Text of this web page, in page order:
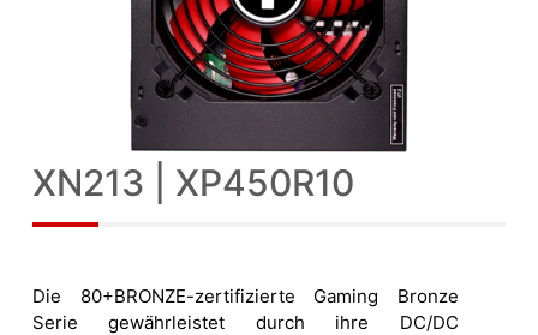
XN213 | XP450R10
Die 80+BRONZE-zertifizierte Gaming Bronze
Serie gewährleistet durch ihre DC/DC